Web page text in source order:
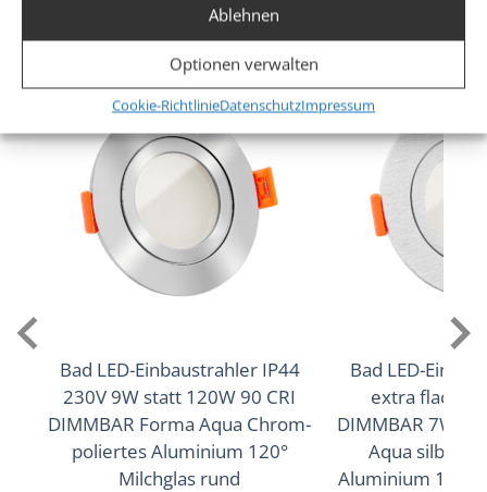
Ablehnen
Optionen verwalten
Cookie-RichtlinieDatenschutzImpressum
120° Milchglas
Lichtstrom (Lumen)
500lm(2700K (Warmweiß)) 520lm
(Warmweiß))
540lm(4000K (Neutralweiß)) 560lm
(5000K (Tageslichtweiß))
Lichtfarbtemperatur (K)
2700K (Warmweiß), 3000K (Warmweiß), 4000K
(Neutralweiß), 5000K (Tageslichtweiß)
Farbwiedergabe (CRI / Ra)
Ähnliche Produkte
Bad LED-Einbaustrahler IP44
230V 9W statt 120W 90 CRI
DIMMBAR Forma Aqua Chrom-
poliertes Aluminium 120°
Milchglas rund
Bad LED-
extra flach
DIMMBAR 7W
Aqua silber-
Aluminium 120°